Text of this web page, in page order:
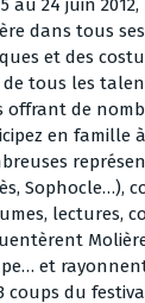
au 24 juin
dans tous
et des
de tous les
offrant de
en famille
Sophocle…),
lectures,
et rayonnent
coups du